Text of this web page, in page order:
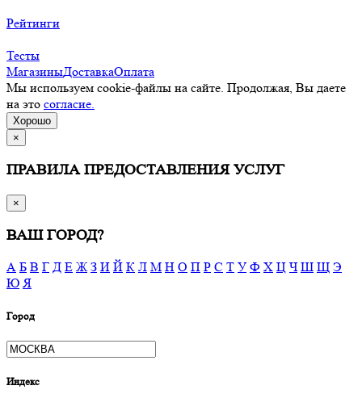
Рейтинги
Тесты
МагазиныДоставкаОплата
Мы используем cookie-файлы на сайте. Продолжая, Вы даете
на это согласие.
Хорошо
×
ПРАВИЛА ПРЕДОСТАВЛЕНИЯ УСЛУГ
×
ВАШ ГОРОД?
А Б В Г Д Е Ж З И Й К Л М Н О П Р С Т У Ф Х Ц Ч Ш Щ Э
Ю Я
Город
Индекс